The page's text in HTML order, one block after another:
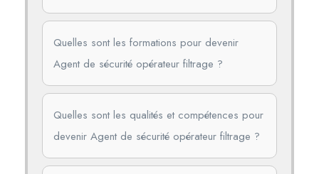
Quelles sont les formations pour devenir
Agent de sécurité opérateur filtrage ?
Quelles sont les qualités et compétences pour
devenir Agent de sécurité opérateur filtrage ?